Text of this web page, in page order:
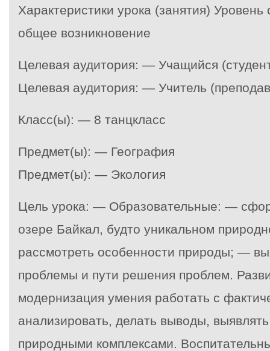
Характеристики урока (занятия)
общее возникновение
Целевая аудитория: — Учащийся
Целевая аудитория: — Учитель
Класс(ы): — 8 танцкласс
Предмет(ы): — География
Предмет(ы): — Экология
Цель урока: — Образовательные: —
озере Байкал, будто уникальном
рассмотреть особенности природы; —
проблемы и пути решения проблем.
модернизация умения работать с
анализировать, делать выводы,
природными комплексами.